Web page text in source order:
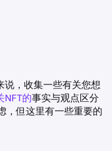
说，收集一些有关您想
NFT的事实与观点区分
，但这里有一些重要的